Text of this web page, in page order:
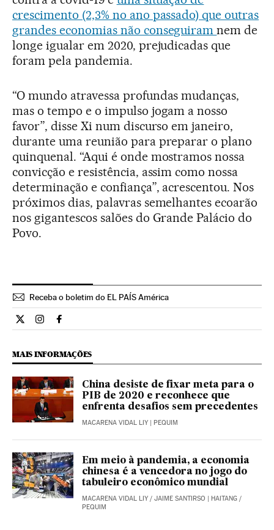
crescimento (2,3% no ano passado) que outras
grandes economias não conseguiramnem de
longe igualar em 2020, prejudicadas que
foram pela pandemia.
“O mundo atravessa profundas mudanças,
mas o tempo e o impulso jogam a nosso
favor”, disse Xi num discurso em janeiro,
durante uma reunião para preparar o plano
quinquenal. “Aqui é onde mostramos nossa
convicção e resistência, assim como nossa
determinação e confiança”, acrescentou. Nos
próximos dias, palavras semelhantes ecoarão
nos gigantescos salões do Grande Palácio do
Povo.
Receba o boletim do EL PAÍS América
Internacional El País Brasil en Twitter
Internacional El País Brasil en Instagram
Internacional El País Brasil en Facebook
MAIS INFORMAÇÕES
China desiste de fixar meta para o
PIB de 2020 e reconhece que
enfrenta desafios sem precedentes
MACARENA VIDAL LIY | PEQUIM
Em meio à pandemia, a economia
chinesa é a vencedora no jogo do
tabuleiro econômico mundial
MACARENA VIDAL LIY / JAIME SANTIRSO | HAITANG /
PEQUIM